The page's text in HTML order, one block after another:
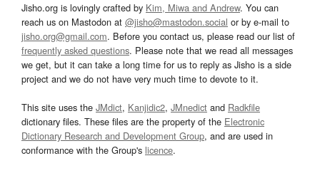
Jisho.org is lovingly crafted by Kim, Miwa and Andrew. You can
reach us on Mastodon at @jisho@mastodon.social or by e-mail to
jisho.org@gmail.com. Before you contact us, please read our list of
frequently asked questions. Please note that we read all messages
we get, but it can take a long time for us to reply as Jisho is a side
project and we do not have very much time to devote to it.
This site uses the JMdict, Kanjidic2, JMnedict and Radkfile
dictionary files. These files are the property of the Electronic
Dictionary Research and Development Group, and are used in
conformance with the Group's licence.